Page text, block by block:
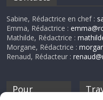
Sabine, Rédactrice en chef :
Emma, Rédactrice :
Mathilde, Rédactrice :
Morgane, Rédactrice :
Renaud, Rédacteur :
Pour